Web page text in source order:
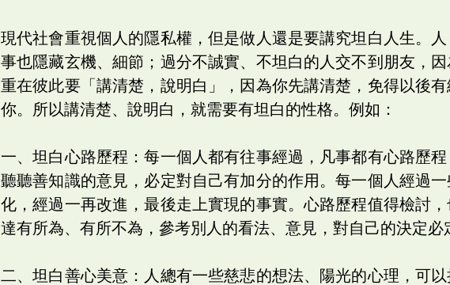
現代社會重視個人的隱私權，但是做人還是要講究坦白人生。
事也隱藏玄機、細節；過分不誠實、不坦白的人交不到朋友，
重在彼此要「講清楚，說明白」，因為你先講清楚，免得以後
你。所以講清楚、說明白，就需要有坦白的性格。例如：
一、坦白心路歷程：每一個人都有往事經過，凡事都有心路歷
聽聽善知識的意見，必定對自己有加分的作用。每一個人經過
化，經過一再改進，最後走上實現的事實。心路歷程值得檢討
達有所為、有所不為，參考別人的看法、意見，對自己的決定必
二、坦白善心美意：人總有一些慈悲的想法、陽光的心理，可以